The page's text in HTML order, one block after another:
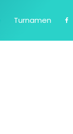
Turnamen